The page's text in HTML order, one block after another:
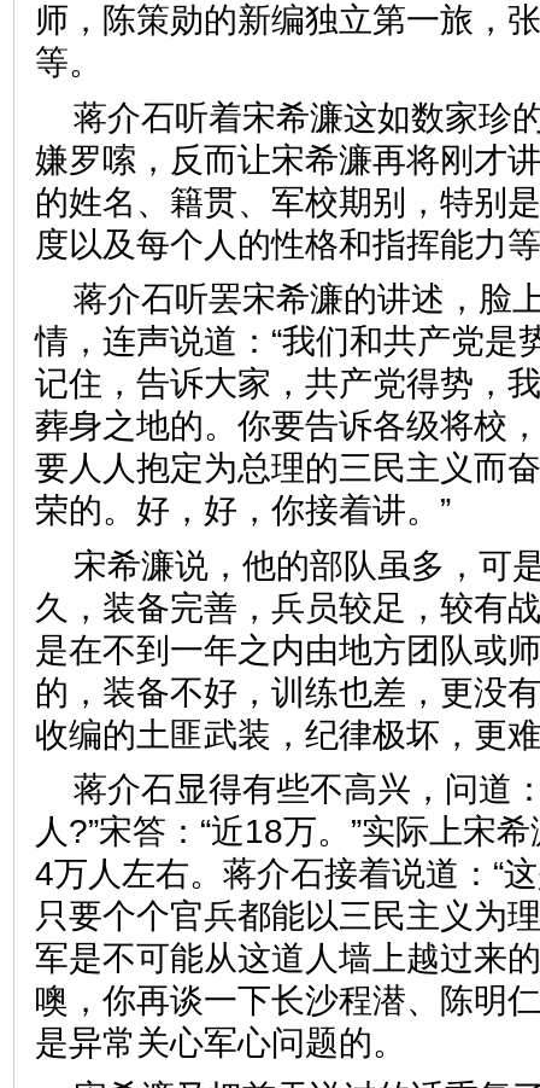
师，陈策勋的新编独立第一旅，
等。
蒋介石听着宋希濂这如数家珍
嫌罗嗦，反而让宋希濂再将刚才
的姓名、籍贯、军校期别，特别
度以及每个人的性格和指挥能力
蒋介石听罢宋希濂的讲述，脸
情，连声说道：“我们和共产党是
记住，告诉大家，共产党得势，
葬身之地的。你要告诉各级将校
要人人抱定为总理的三民主义而
荣的。好，好，你接着讲。”
宋希濂说，他的部队虽多，可
久，装备完善，兵员较足，较有
是在不到一年之内由地方团队或
的，装备不好，训练也差，更没
收编的土匪武装，纪律极坏，更
蒋介石显得有些不高兴，问道
人?”宋答：“近18万。”实际上宋
4万人左右。蒋介石接着说道：“
只要个个官兵都能以三民主义为
军是不可能从这道人墙上越过来
噢，你再谈一下长沙程潜、陈明
是异常关心军心问题的。